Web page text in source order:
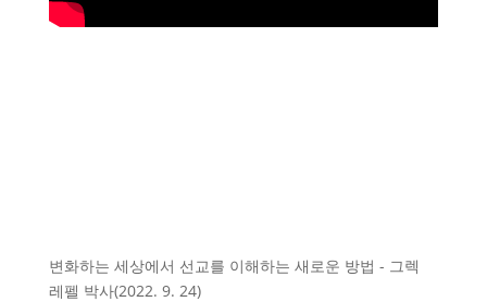
변화하는 세상에서 선교를 이해하는 새로운 방법 - 그렉
레펠 박사(2022. 9. 24)